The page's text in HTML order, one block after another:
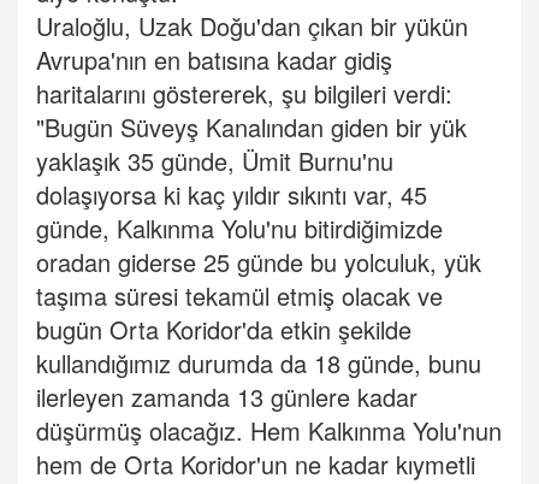
Uraloğlu, Uzak Doğu'dan çıkan bir yükün
Avrupa'nın en batısına kadar gidiş
haritalarını göstererek, şu bilgileri verdi:
"Bugün Süveyş Kanalından giden bir yük
yaklaşık 35 günde, Ümit Burnu'nu
dolaşıyorsa ki kaç yıldır sıkıntı var, 45
günde, Kalkınma Yolu'nu bitirdiğimizde
oradan giderse 25 günde bu yolculuk, yük
taşıma süresi tekamül etmiş olacak ve
bugün Orta Koridor'da etkin şekilde
kullandığımız durumda da 18 günde, bunu
ilerleyen zamanda 13 günlere kadar
düşürmüş olacağız. Hem Kalkınma Yolu'nun
hem de Orta Koridor'un ne kadar kıymetli